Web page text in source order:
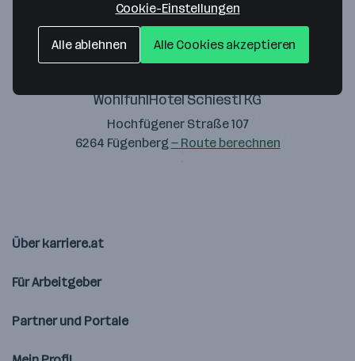
WohlfühlHotel Schiestl KG
Hochfügener Straße 107
6264 Fügenberg — Route berechnen
Über karriere.at
Für Arbeitgeber
Partner und Portale
Cookie-Einstellungen
Alle ablehnen Alle Cookies akzeptieren